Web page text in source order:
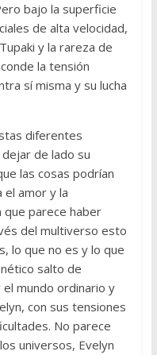
bajo la superficie
de alta velocidad,
y la rareza de
la tensión
sí misma y su lucha
diferentes
de lado su
las cosas podrían
el amor y la
que parece haber
del multiverso esto
lo que no es y lo que
salto de
mundo ordinario y
con sus tensiones
No parece
universos, Evelyn